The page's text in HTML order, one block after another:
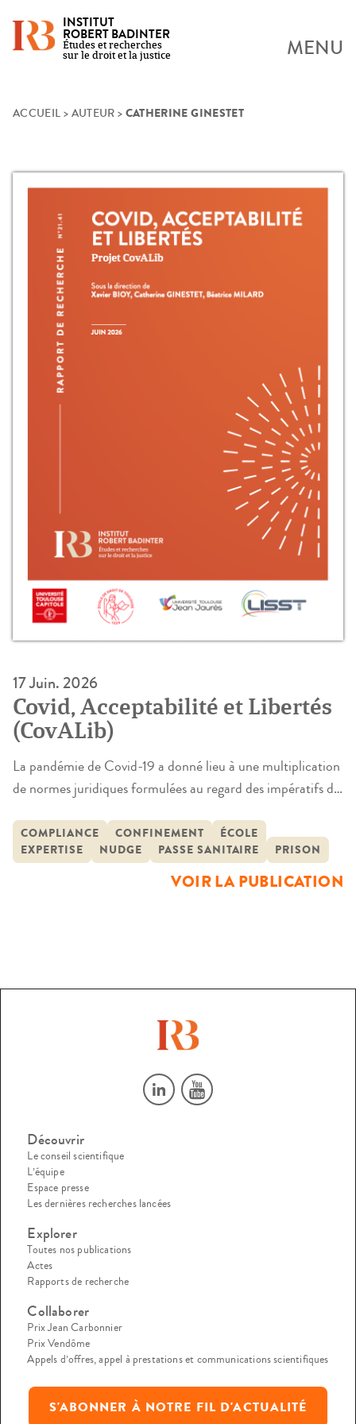
Skip
INSTITUT
ROBERT BADINTER
Études et recherches
sur le droit et la justice
MENU
ACCUEIL > AUTEUR > CATHERINE GINESTET
17 Juin. 2026
Covid, Acceptabilité et Libertés
(CovALib)
La pandémie de Covid-19 a donné lieu à une multiplication
de normes juridiques formulées au regard des impératifs de
ces règles ont restreint des libertés fondamentales,
suscitant des réactions sur leur mise en œuvre et leur
légitimité. L’objectif de ce rapport est de comprendre les
COMPLIANCE CONFINEMENT
ÉCOLE
EXPERTISE
NUDGE PASSE SANITAIRE PRISON
VOIR LA PUBLICATION
Découvrir
Le conseil scientifique
L’équipe
Espace presse
Les dernières recherches lancées
Explorer
Toutes nos publications
Actes
Rapports de recherche
Collaborer
Prix Jean Carbonnier
Prix Vendôme
Appels d’offres, appel à prestations et communications scientifiques
S'ABONNER À NOTRE FIL D'ACTUALITÉ